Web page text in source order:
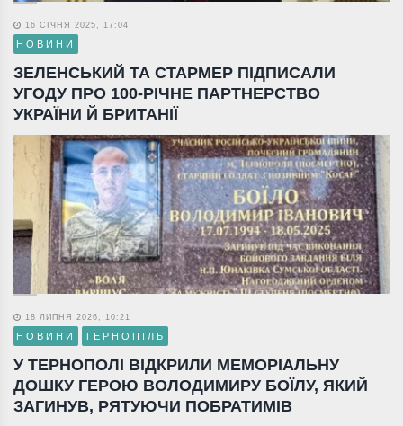
16 СІЧНЯ 2025, 17:04
НОВИНИ
ЗЕЛЕНСЬКИЙ ТА СТАРМЕР ПІДПИСАЛИ
УГОДУ ПРО 100-РІЧНЕ ПАРТНЕРСТВО
УКРАЇНИ Й БРИТАНІЇ
18 ЛИПНЯ 2026, 10:21
НОВИНИ ТЕРНОПІЛЬ
У ТЕРНОПОЛІ ВІДКРИЛИ МЕМОРІАЛЬНУ
ДОШКУ ГЕРОЮ ВОЛОДИМИРУ БОЇЛУ, ЯКИЙ
ЗАГИНУВ, РЯТУЮЧИ ПОБРАТИМІВ